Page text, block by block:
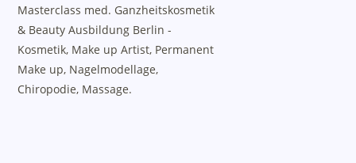
Masterclass med. Ganzheitskosmetik
& Beauty Ausbildung Berlin -
Kosmetik, Make up Artist, Permanent
Make up, Nagelmodellage,
Chiropodie, Massage.